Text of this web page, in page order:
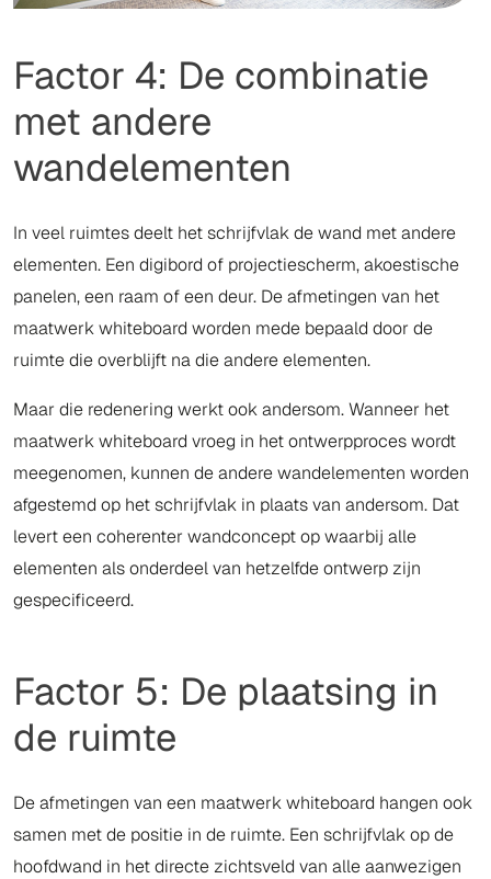
Factor 4: De combinatie
met andere
wandelementen
In veel ruimtes deelt het schrijfvlak de wand met andere
elementen. Een digibord of projectiescherm, akoestische
panelen, een raam of een deur. De afmetingen van het
maatwerk whiteboard worden mede bepaald door de
ruimte die overblijft na die andere elementen.
Maar die redenering werkt ook andersom. Wanneer het
maatwerk whiteboard vroeg in het ontwerpproces wordt
meegenomen, kunnen de andere wandelementen worden
afgestemd op het schrijfvlak in plaats van andersom. Dat
levert een coherenter wandconcept op waarbij alle
elementen als onderdeel van hetzelfde ontwerp zijn
gespecificeerd.
Factor 5: De plaatsing in
de ruimte
De afmetingen van een maatwerk whiteboard hangen ook
samen met de positie in de ruimte. Een schrijfvlak op de
hoofdwand in het directe zichtsveld van alle aanwezigen